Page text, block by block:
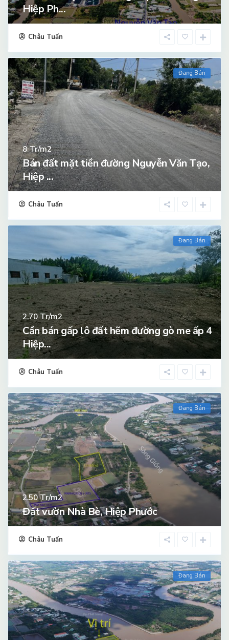
Hiệp Ph...
Châu Tuấn
Đang Bán
8Tr/m2
Bán đất mặt tiền đường Nguyễn Văn Tạo,
Hiệp ...
Châu Tuấn
Đang Bán
2.70Tr/m2
Cần bán gấp lô đất hẽm đường gò me ấp 4
Hiệp...
Châu Tuấn
Đang Bán
2.50Tr/m2
Đất vườn Nhà Bè, Hiệp Phước
Châu Tuấn
Đang Bán